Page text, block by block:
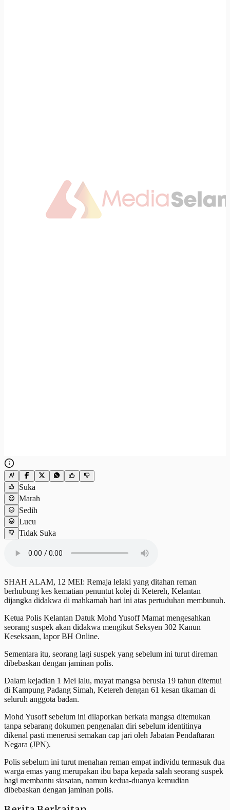
Suka
Marah
Sedih
Lucu
Tidak Suka
SHAH ALAM, 12 MEI: Remaja lelaki yang ditahan reman
berhubung kes kematian penuntut kolej di Ketereh, Kelantan
dijangka didakwa di mahkamah hari ini atas pertuduhan membunuh.
Ketua Polis Kelantan Datuk Mohd Yusoff Mamat mengesahkan
seorang suspek akan didakwa mengikut Seksyen 302 Kanun
Keseksaan, lapor BH Online.
Sementara itu, seorang lagi suspek yang sebelum ini turut direman
dibebaskan dengan jaminan polis.
Dalam kejadian 1 Mei lalu, mayat mangsa berusia 19 tahun ditemui
di Kampung Padang Simah, Ketereh dengan 61 kesan tikaman di
seluruh anggota badan.
Mohd Yusoff sebelum ini dilaporkan berkata mangsa ditemukan
tanpa sebarang dokumen pengenalan diri sebelum identitinya
dikenal pasti menerusi semakan cap jari oleh Jabatan Pendaftaran
Negara (JPN).
Polis sebelum ini turut menahan reman empat individu termasuk dua
warga emas yang merupakan ibu bapa kepada salah seorang suspek
bagi membantu siasatan, namun kedua-duanya kemudian
dibebaskan dengan jaminan polis.